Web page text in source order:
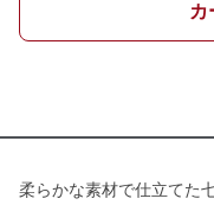
カ
柔らかな素材で仕立てた